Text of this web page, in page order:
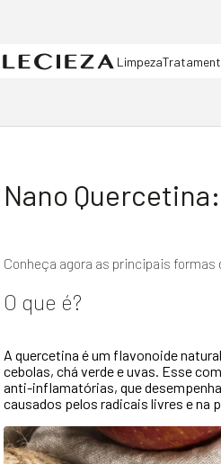
Limpeza
Nano
Conheça agora as principais formas
O que é?
A quercetina é um flavonoide
cebolas, chá verde e uvas. Esse
anti-inflamatórias, que
causados pelos radicais livres e na